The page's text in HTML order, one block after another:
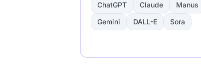
ChatGPT Claude
Manus
Gemini
DALL-E Sora